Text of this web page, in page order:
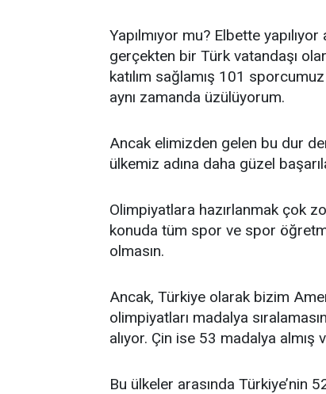
Yapılmıyor mu? Elbette
gerçekten bir Türk vatandaşı
katılım sağlamış 101
aynı zamanda üzülüyorum.
Ancak elimizden gelen bu dur
ülkemiz adına daha güzel
Olimpiyatlara hazırlanmak çok
konuda tüm spor ve spor
olmasın.
Ancak, Türkiye olarak bizim
olimpiyatları madalya
alıyor. Çin ise 53 madalya almış
Bu ülkeler arasında Türkiye’nin